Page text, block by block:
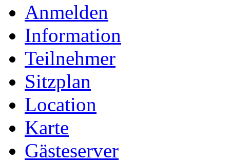
Anmelden
Information
Teilnehmer
Sitzplan
Location
Karte
Gästeserver